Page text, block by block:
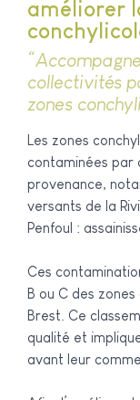
améliorer
collectivités
zones
Les zones
contaminées par
provenance,
versants de la
Penfoul :
Ces
B ou C des
Brest. Ce
qualité et
avant leur